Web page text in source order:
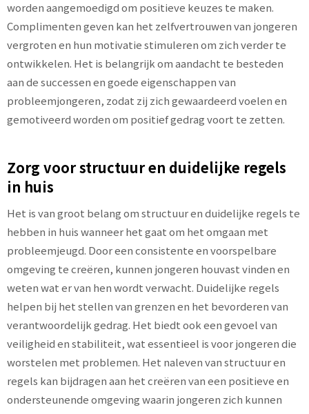
worden aangemoedigd om positieve keuzes te maken.
Complimenten geven kan het zelfvertrouwen van jongeren
vergroten en hun motivatie stimuleren om zich verder te
ontwikkelen. Het is belangrijk om aandacht te besteden
aan de successen en goede eigenschappen van
probleemjongeren, zodat zij zich gewaardeerd voelen en
gemotiveerd worden om positief gedrag voort te zetten.
Zorg voor structuur en duidelijke regels
in huis
Het is van groot belang om structuur en duidelijke regels te
hebben in huis wanneer het gaat om het omgaan met
probleemjeugd. Door een consistente en voorspelbare
omgeving te creëren, kunnen jongeren houvast vinden en
weten wat er van hen wordt verwacht. Duidelijke regels
helpen bij het stellen van grenzen en het bevorderen van
verantwoordelijk gedrag. Het biedt ook een gevoel van
veiligheid en stabiliteit, wat essentieel is voor jongeren die
worstelen met problemen. Het naleven van structuur en
regels kan bijdragen aan het creëren van een positieve en
ondersteunende omgeving waarin jongeren zich kunnen